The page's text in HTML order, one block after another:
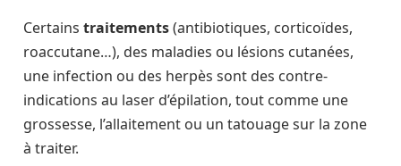
Certains traitements(antibiotiques, corticoïdes,
roaccutane…), des maladies ou lésions cutanées,
une infection ou des herpès sont des contre-
indications au laser d’épilation, tout comme une
grossesse, l’allaitement ou un tatouage sur la zone
à traiter.